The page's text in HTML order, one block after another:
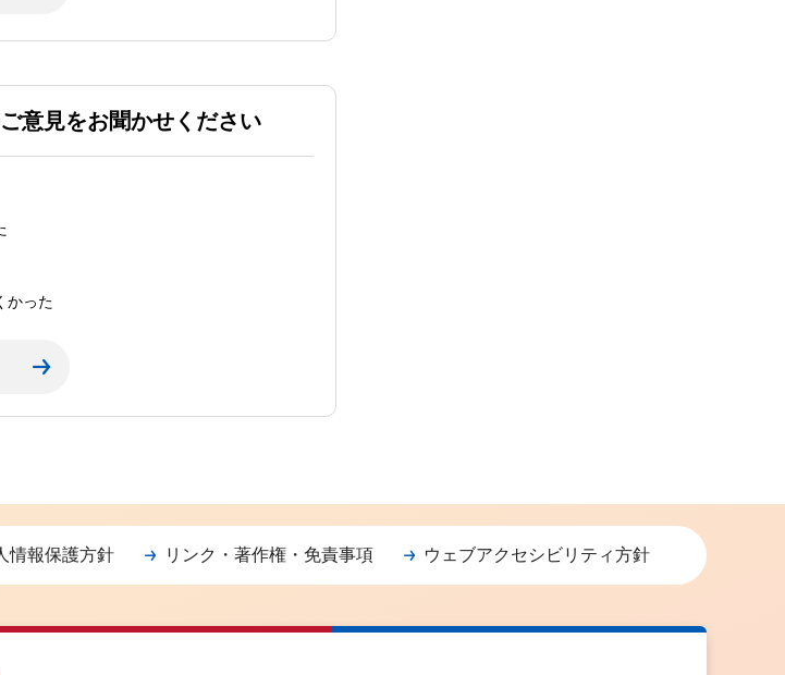
意見をお聞かせください
かった
情報保護方針 リンク・著作権・免責事項 ウェブアクセシビリティ方針